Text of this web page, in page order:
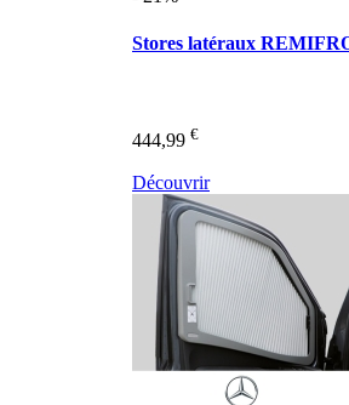
Stores latéraux
444,99 €
Découvrir